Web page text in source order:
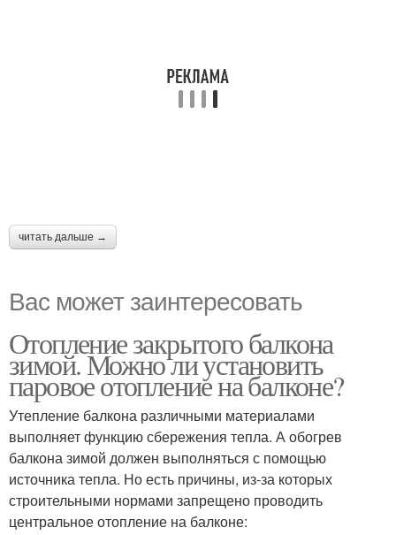
читать дальше →
Вас может заинтересовать
Отопление закрытого балкона
зимой. Можно ли установить
паровое отопление на балконе?
Утепление балкона различными материалами
выполняет функцию сбережения тепла. А обогрев
балкона зимой должен выполняться с помощью
источника тепла. Но есть причины, из-за которых
строительными нормами запрещено проводить
центральное отопление на балконе: